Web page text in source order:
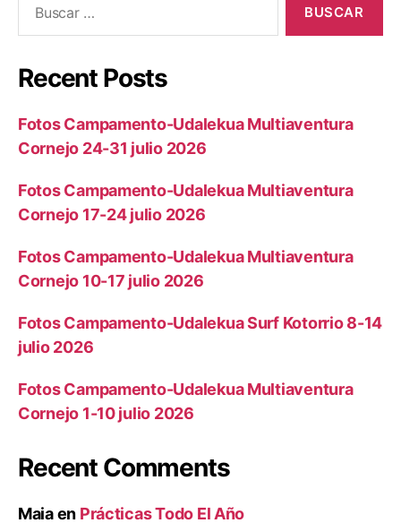
Recent Posts
Fotos Campamento-Udalekua Multiaventura
Cornejo 24-31 julio 2026
Fotos Campamento-Udalekua Multiaventura
Cornejo 17-24 julio 2026
Fotos Campamento-Udalekua Multiaventura
Cornejo 10-17 julio 2026
Fotos Campamento-Udalekua Surf Kotorrio 8-14
julio 2026
Fotos Campamento-Udalekua Multiaventura
Cornejo 1-10 julio 2026
Recent Comments
Maiaen Prácticas Todo El Año